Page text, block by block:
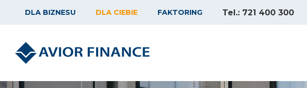
DLA BIZNESU DLA CIEBIE FAKTORING Tel.: 721 400 300